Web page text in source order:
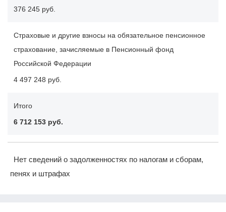
376 245 руб.
Страховые и другие взносы на обязательное пенсионное
страхование, зачисляемые в Пенсионный фонд
Российской Федерации
4 497 248 руб.
Итого
6 712 153 руб.
Нет сведений о задолженностях по налогам и сборам,
пенях и штрафах